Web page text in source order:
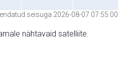
seisuga 2026-08-07 07:55:00
nähtavaid satelliite.